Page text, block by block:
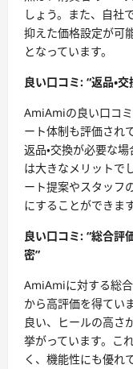
しょう。また、自社
抑えた価格設定が可
となっています。
良い口コミ: “返品・
AmiAmiの良い口コミ
ート体制も評価され
返品・交換が必要な
は大きなメリットで
ート提案やスタッフ
にすることができます
良い口コミ: “総合
密”
AmiAmiに対する総
から高評価を得てい
良い、ヒールの高さ
挙がっています。こ
く、機能性にも優れ